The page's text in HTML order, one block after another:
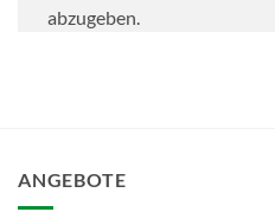
abzugeben.
ANGEBOTE